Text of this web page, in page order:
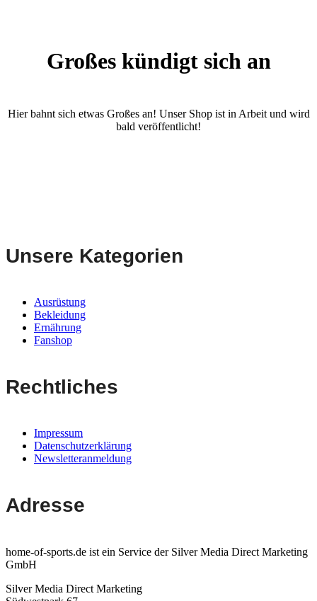
Großes kündigt sich an
Hier bahnt sich etwas Großes an! Unser Shop ist in Arbeit und wird
bald veröffentlicht!
Unsere Kategorien
Ausrüstung
Bekleidung
Ernährung
Fanshop
Rechtliches
Impressum
Datenschutzerklärung
Newsletteranmeldung
Adresse
home-of-sports.de ist ein Service der Silver Media Direct Marketing
GmbH
Silver Media Direct Marketing